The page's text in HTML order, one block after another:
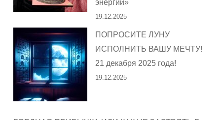
энергии»
19.12.2025
ПОПРОСИТЕ ЛУНУ
ИСПОЛНИТЬ ВАШУ МЕЧТУ!
21 декабря 2025 года!
19.12.2025